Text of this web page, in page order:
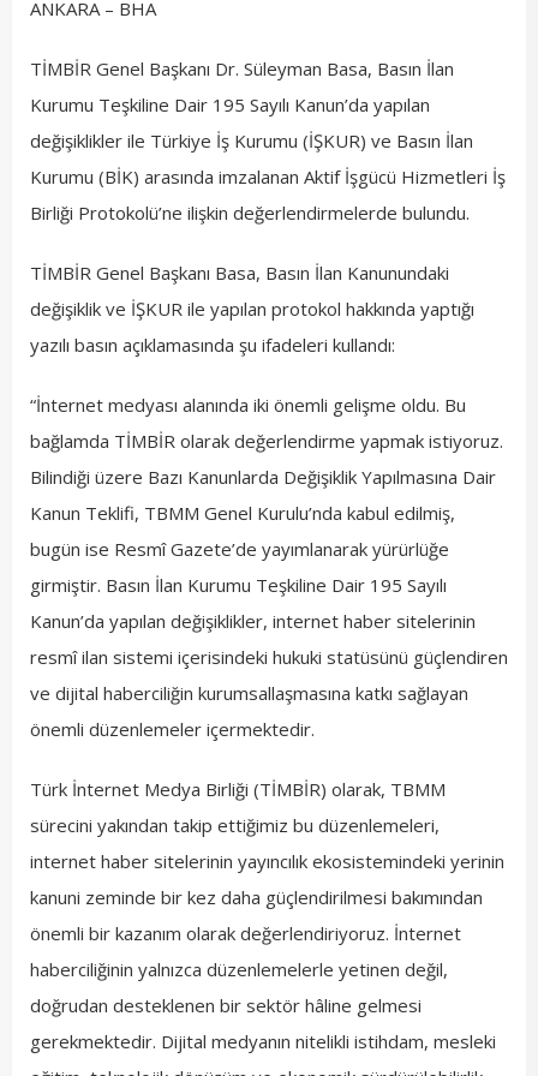
ANKARA – BHA
TİMBİR Genel Başkanı Dr. Süleyman Basa, Basın İlan
Kurumu Teşkiline Dair 195 Sayılı Kanun’da yapılan
değişiklikler ile Türkiye İş Kurumu (İŞKUR) ve Basın İlan
Kurumu (BİK) arasında imzalanan Aktif İşgücü Hizmetleri İş
Birliği Protokolü’ne ilişkin değerlendirmelerde bulundu.
TİMBİR Genel Başkanı Basa, Basın İlan Kanunundaki
değişiklik ve İŞKUR ile yapılan protokol hakkında yaptığı
yazılı basın açıklamasında şu ifadeleri kullandı:
“İnternet medyası alanında iki önemli gelişme oldu. Bu
bağlamda TİMBİR olarak değerlendirme yapmak istiyoruz.
Bilindiği üzere Bazı Kanunlarda Değişiklik Yapılmasına Dair
Kanun Teklifi, TBMM Genel Kurulu’nda kabul edilmiş,
bugün ise Resmî Gazete’de yayımlanarak yürürlüğe
girmiştir. Basın İlan Kurumu Teşkiline Dair 195 Sayılı
Kanun’da yapılan değişiklikler, internet haber sitelerinin
resmî ilan sistemi içerisindeki hukuki statüsünü güçlendiren
ve dijital haberciliğin kurumsallaşmasına katkı sağlayan
önemli düzenlemeler içermektedir.
Türk İnternet Medya Birliği (TİMBİR) olarak, TBMM
sürecini yakından takip ettiğimiz bu düzenlemeleri,
internet haber sitelerinin yayıncılık ekosistemindeki yerinin
kanuni zeminde bir kez daha güçlendirilmesi bakımından
önemli bir kazanım olarak değerlendiriyoruz. İnternet
haberciliğinin yalnızca düzenlemelerle yetinen değil,
doğrudan desteklenen bir sektör hâline gelmesi
gerekmektedir. Dijital medyanın nitelikli istihdam, mesleki